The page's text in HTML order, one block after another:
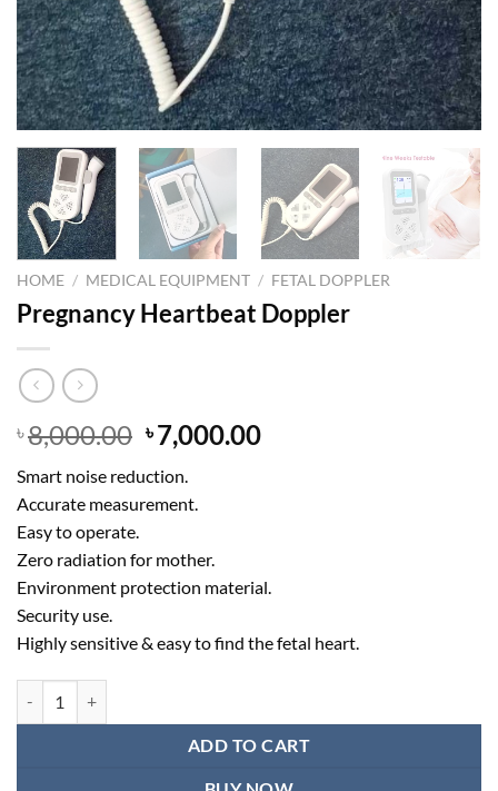
HOME / MEDICAL EQUIPMENT / FETAL DOPPLER
Pregnancy Heartbeat Doppler
৳8,000.00 Original
price
was:
৳ 8,000.00.
৳7,000.00Current
Smart noise reduction.
Accurate measurement.
Easy to operate.
Zero radiation for mother.
Environment protection material.
Security use.
Highly sensitive & easy to find the fetal heart.
ADD TO CART